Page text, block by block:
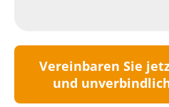
Vereinbaren Sie
und